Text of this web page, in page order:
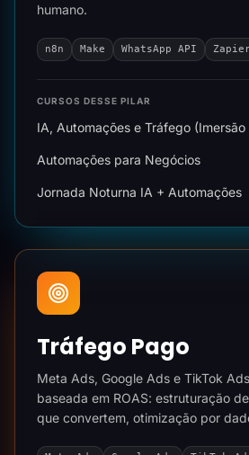
humano.
n8n Make WhatsApp API
CURSOS DESSE PILAR
IA, Automações e Tráfego (Imersão
Automações para Negócios
Jornada Noturna IA + Automações
Tráfego Pago
Meta Ads, Google Ads e TikTok
baseada em ROAS: estruturação
que convertem, otimização por